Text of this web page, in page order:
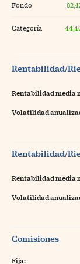
Fondo
Categoría
Rentabilidad/
Rentabilidad media
Volatilidad
Rentabilidad/
Rentabilidad media
Volatilidad
Comisiones
Fija: